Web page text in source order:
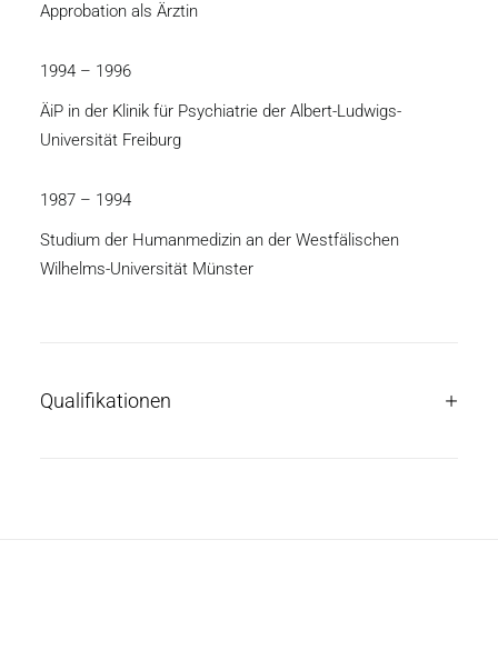
Approbation als Ärztin
1994 – 1996
ÄiP in der Klinik für Psychiatrie der Albert-Ludwigs-
Universität Freiburg
1987 – 1994
Studium der Humanmedizin an der Westfälischen
Wilhelms-Universität Münster
Qualifikationen